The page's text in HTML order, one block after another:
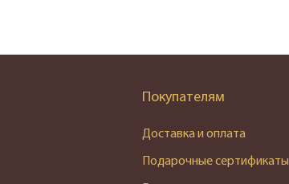
Покупателям
Доставка и оплата
Подарочные сертификаты